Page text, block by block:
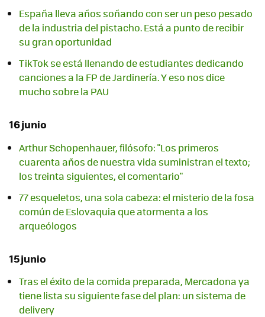
España lleva años soñando con ser un peso pesado
de la industria del pistacho. Está a punto de recibir
su gran oportunidad
TikTok se está llenando de estudiantes dedicando
canciones a la FP de Jardinería. Y eso nos dice
mucho sobre la PAU
16 junio
Arthur Schopenhauer, filósofo: "Los primeros
cuarenta años de nuestra vida suministran el texto;
los treinta siguientes, el comentario"
77 esqueletos, una sola cabeza: el misterio de la fosa
común de Eslovaquia que atormenta a los
arqueólogos
15 junio
Tras el éxito de la comida preparada, Mercadona ya
tiene lista su siguiente fase del plan: un sistema de
delivery